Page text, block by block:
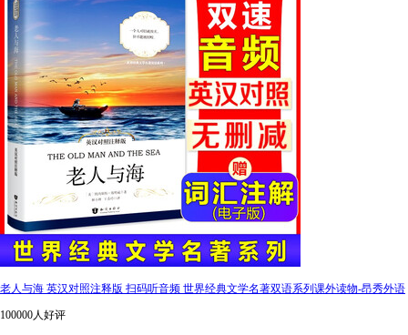
老人与海 英汉对照注释版 扫码听音频 世界经典文学名著双语系列课外读物-昂秀外语
100000人好评